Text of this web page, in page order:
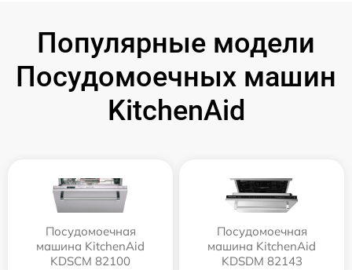
Популярные модели
Посудомоечных машин
KitchenAid
Посудомоечная
машина KitchenAid
KDSCM 82100
Посудомоечная
машина KitchenAid
KDSDM 82143